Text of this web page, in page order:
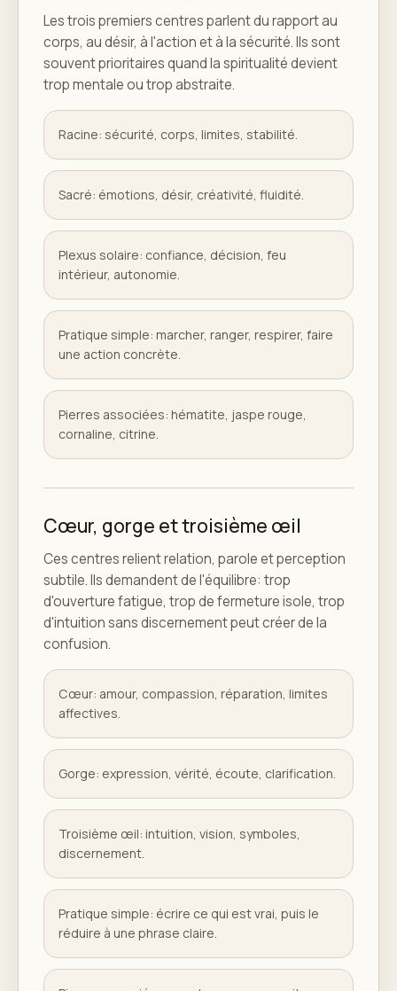
Les trois premiers centres parlent du rapport au
corps, au désir, à l'action et à la sécurité. Ils sont
souvent prioritaires quand la spiritualité devient
trop mentale ou trop abstraite.
Racine: sécurité, corps, limites, stabilité.
Sacré: émotions, désir, créativité, fluidité.
Plexus solaire: confiance, décision, feu
intérieur, autonomie.
Pratique simple: marcher, ranger, respirer, faire
une action concrète.
Pierres associées: hématite, jaspe rouge,
cornaline, citrine.
Cœur, gorge et troisième œil
Ces centres relient relation, parole et perception
subtile. Ils demandent de l'équilibre: trop
d'ouverture fatigue, trop de fermeture isole, trop
d'intuition sans discernement peut créer de la
confusion.
Cœur: amour, compassion, réparation, limites
affectives.
Gorge: expression, vérité, écoute, clarification.
Troisième œil: intuition, vision, symboles,
discernement.
Pratique simple: écrire ce qui est vrai, puis le
réduire à une phrase claire.